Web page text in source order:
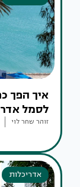
איך הפך
לסמל
זוהר שחר לוי
אדריכלות